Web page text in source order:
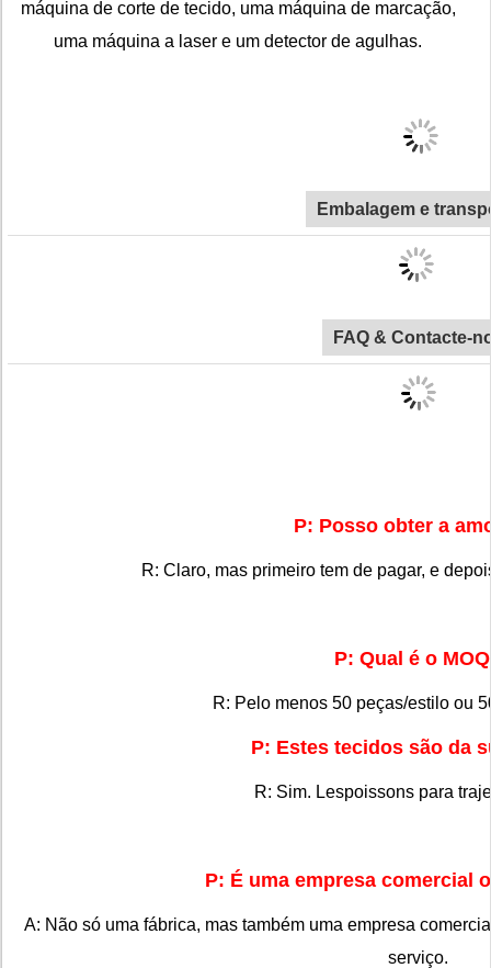
máquina de corte de tecido, uma máquina de marcação,
uma máquina a laser e um detector de agulhas.
Embalagem e
FAQ & Contacte-
P: Posso obter a
R: Claro, mas primeiro tem de pagar, e
P: Qual é o
R: Pelo menos 50 peças/estilo ou
P: Estes tecidos são da
R: Sim. Lespoissons para
P: É uma empresa comercial
A: Não só uma fábrica, mas também uma empresa
serviço.